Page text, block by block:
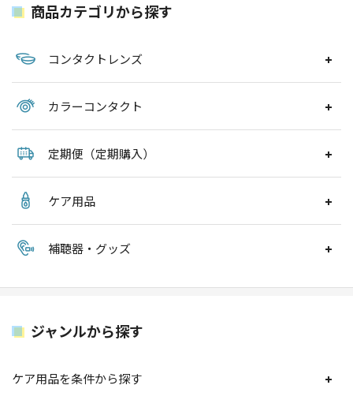
商品カテゴリから探す
コンタクトレンズ
カラーコンタクト
定期便（定期購入）
ケア用品
補聴器・グッズ
ジャンルから探す
ケア用品を条件から探す